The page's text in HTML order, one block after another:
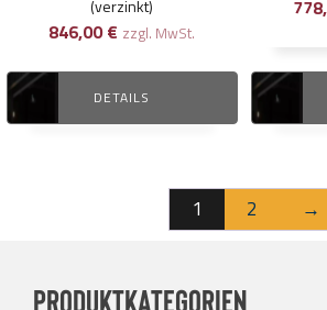
Produktkategorien
(verzinkt)
846,00€ zzgl. MwSt.
DETAILS
1 2 →